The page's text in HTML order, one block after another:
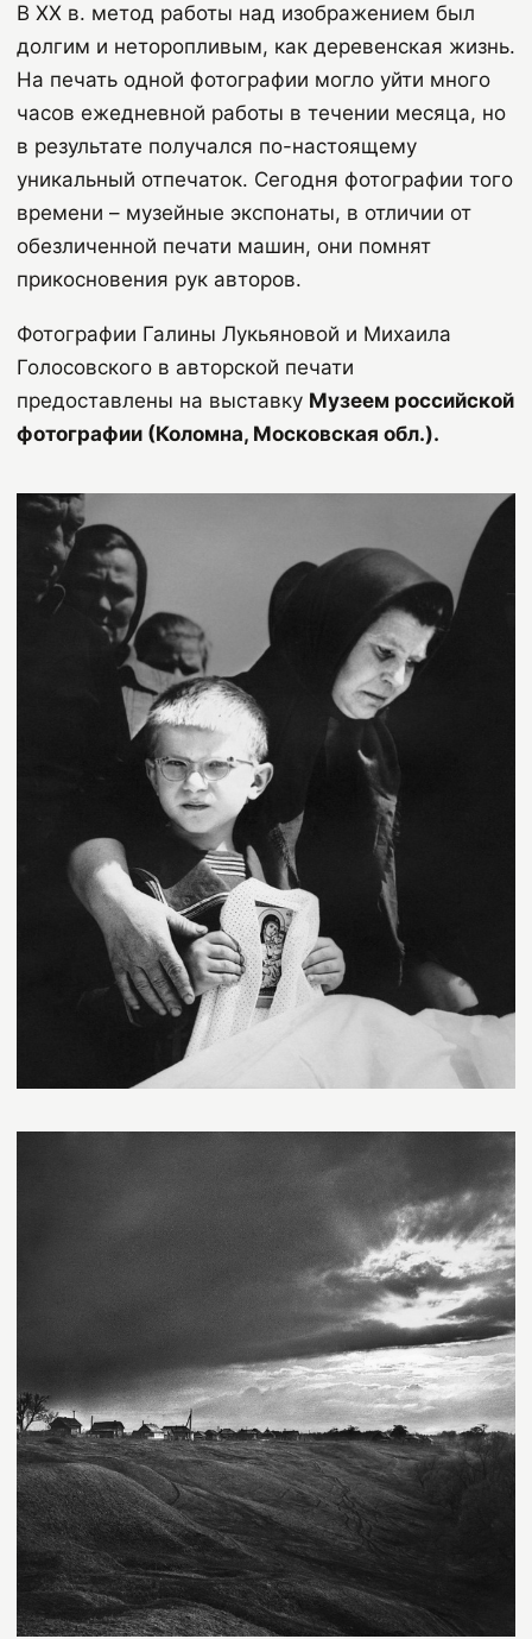
В ХХ в. метод работы над изображением был
долгим и неторопливым, как деревенская жизнь.
На печать одной фотографии могло уйти много
часов ежедневной работы в течении месяца, но
в результате получался по-настоящему
уникальный отпечаток. Сегодня фотографии того
времени – музейные экспонаты, в отличии от
обезличенной печати машин, они помнят
прикосновения рук авторов.
Фотографии Галины Лукьяновой и Михаила
Голосовского в авторской печати
предоставлены на выставку Музеем российской
фотографии (Коломна, Московская обл.).